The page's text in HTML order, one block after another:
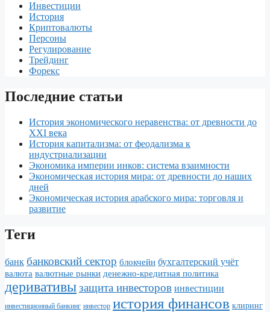
Инвестиции
История
Криптовалюты
Персоны
Регулирование
Трейдинг
Форекс
Последние статьи
История экономического неравенства: от древности до
XXI века
История капитализма: от феодализма к
индустриализации
Экономика империи инков: система взаимности
Экономическая история мира: от древности до наших
дней
Экономическая история арабского мира: торговля и
развитие
Теги
банк банковский сектор блокчейн бухгалтерский учёт
валюта валютные рынки денежно-кредитная политика
деривативы защита инвесторов инвестиции
инвестиционный банкинг инвестор история финансов клиринг